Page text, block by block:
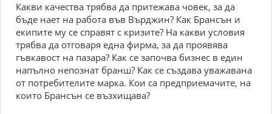
Какви качества трябва да притежава човек, за да
бъде нает на работа във Върджин? Как Брансън и
екипите му се справят с кризите? На какви условия
трябва да отговаря една фирма, за да проявява
гъвкавост на пазара? Как се започва бизнес в един
напълно непознат бранш? Как се създава уважавана
от потребителите марка. Кои са предприемачите, на
които Брансън се възхищава?